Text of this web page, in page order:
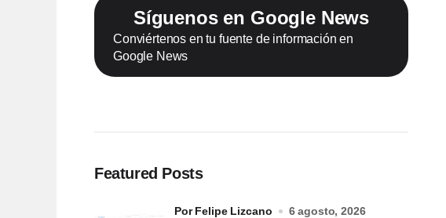
Síguenos en Google News
Conviértenos en tu fuente de información en
Google News
Featured Posts
por Felipe Lizcano 6 agosto, 2026